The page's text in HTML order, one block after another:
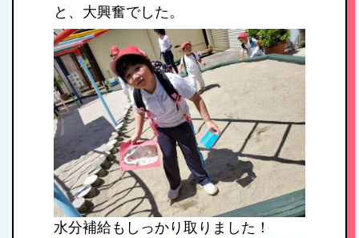
と、大興奮でした。
水分補給もしっかり取りました！